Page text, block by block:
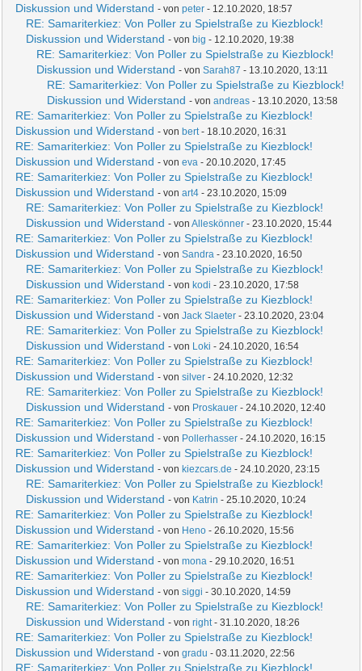
Diskussion und Widerstand - vonpeter - 12.10.2020, 18:57
RE: Samariterkiez: Von Poller zu Spielstraße zu Kiezblock!
Diskussion und Widerstand - von big - 12.10.2020, 19:38
RE: Samariterkiez: Von Poller zu Spielstraße zu Kiezblock!
Diskussion und Widerstand - vonSarah87 - 13.10.2020, 13:11
RE: Samariterkiez: Von Poller zu Spielstraße zu Kiezblock!
Diskussion und Widerstand - vonandreas - 13.10.2020, 13:58
RE: Samariterkiez: Von Poller zu Spielstraße zu Kiezblock!
Diskussion und Widerstand - von bert- 18.10.2020, 16:31
RE: Samariterkiez: Von Poller zu Spielstraße zu Kiezblock!
Diskussion und Widerstand - voneva - 20.10.2020, 17:45
RE: Samariterkiez: Von Poller zu Spielstraße zu Kiezblock!
Diskussion und Widerstand - vonart4 - 23.10.2020, 15:09
RE: Samariterkiez: Von Poller zu Spielstraße zu Kiezblock!
Diskussion und Widerstand - vonAlleskönner - 23.10.2020, 15:44
RE: Samariterkiez: Von Poller zu Spielstraße zu Kiezblock!
Diskussion und Widerstand - vonSandra - 23.10.2020, 16:50
RE: Samariterkiez: Von Poller zu Spielstraße zu Kiezblock!
Diskussion und Widerstand - von kodi - 23.10.2020, 17:58
RE: Samariterkiez: Von Poller zu Spielstraße zu Kiezblock!
Diskussion und Widerstand - vonJack Slaeter - 23.10.2020, 23:04
RE: Samariterkiez: Von Poller zu Spielstraße zu Kiezblock!
Diskussion und Widerstand - von Loki - 24.10.2020, 16:54
RE: Samariterkiez: Von Poller zu Spielstraße zu Kiezblock!
Diskussion und Widerstand - vonsilver - 24.10.2020, 12:32
RE: Samariterkiez: Von Poller zu Spielstraße zu Kiezblock!
Diskussion und Widerstand - von Proskauer - 24.10.2020, 12:40
RE: Samariterkiez: Von Poller zu Spielstraße zu Kiezblock!
Diskussion und Widerstand - von Pollerhasser - 24.10.2020, 16:15
RE: Samariterkiez: Von Poller zu Spielstraße zu Kiezblock!
Diskussion und Widerstand - von kiezcars.de - 24.10.2020, 23:15
RE: Samariterkiez: Von Poller zu Spielstraße zu Kiezblock!
Diskussion und Widerstand - von Katrin - 25.10.2020, 10:24
RE: Samariterkiez: Von Poller zu Spielstraße zu Kiezblock!
Diskussion und Widerstand - von Heno - 26.10.2020, 15:56
RE: Samariterkiez: Von Poller zu Spielstraße zu Kiezblock!
Diskussion und Widerstand - vonmona - 29.10.2020, 16:51
RE: Samariterkiez: Von Poller zu Spielstraße zu Kiezblock!
Diskussion und Widerstand - vonsiggi - 30.10.2020, 14:59
RE: Samariterkiez: Von Poller zu Spielstraße zu Kiezblock!
Diskussion und Widerstand - vonright- 31.10.2020, 18:26
RE: Samariterkiez: Von Poller zu Spielstraße zu Kiezblock!
Diskussion und Widerstand - vongradu - 03.11.2020, 22:56
RE: Samariterkiez: Von Poller zu Spielstraße zu Kiezblock!